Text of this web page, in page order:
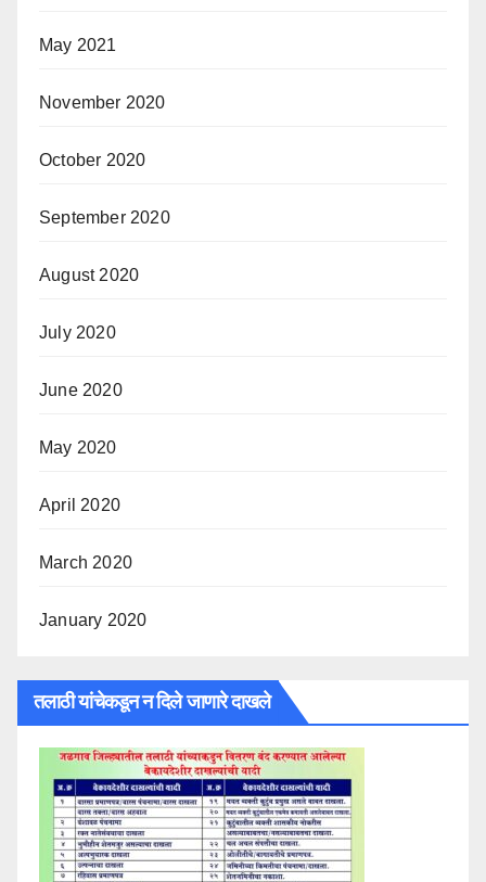
May 2021
November 2020
October 2020
September 2020
August 2020
July 2020
June 2020
May 2020
April 2020
March 2020
January 2020
तलाठी यांचेकडून न दिले जाणारे दाखले